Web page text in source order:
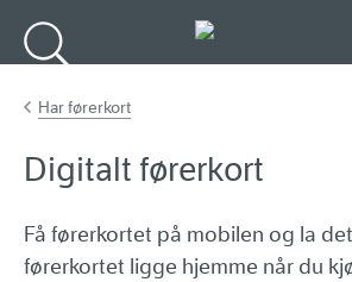
Har førerkort
Digitalt førerkort
Få førerkortet på mobilen og la
førerkortet ligge hjemme når du